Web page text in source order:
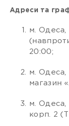
Адреси та
м. Одеса,
20:00;
м. Одеса,
магазин
м. Одеса,
корп. 2